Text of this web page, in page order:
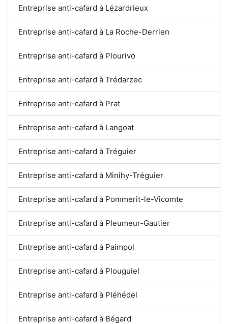
Entreprise anti-cafard à Lézardrieux
Entreprise anti-cafard à La Roche-Derrien
Entreprise anti-cafard à Plourivo
Entreprise anti-cafard à Trédarzec
Entreprise anti-cafard à Prat
Entreprise anti-cafard à Langoat
Entreprise anti-cafard à Tréguier
Entreprise anti-cafard à Minihy-Tréguier
Entreprise anti-cafard à Pommerit-le-Vicomte
Entreprise anti-cafard à Pleumeur-Gautier
Entreprise anti-cafard à Paimpol
Entreprise anti-cafard à Plouguiel
Entreprise anti-cafard à Pléhédel
Entreprise anti-cafard à Bégard